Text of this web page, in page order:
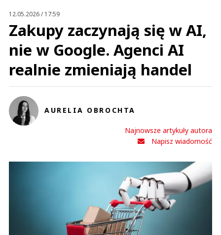
12.05.2026 / 17:59
Zakupy zaczynają się w AI,
nie w Google. Agenci AI
realnie zmieniają handel
AURELIA OBROCHTA
Najnowsze artykuły autora
Napisz wiadomość